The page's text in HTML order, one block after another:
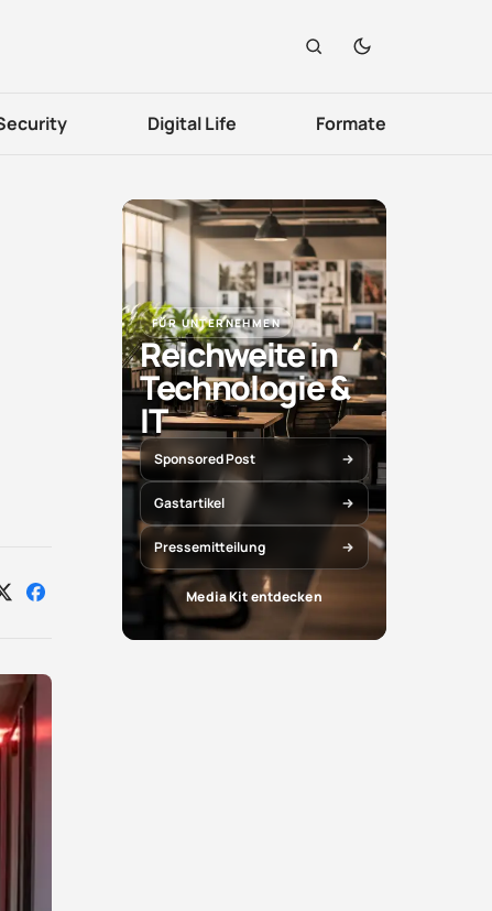
Digital Life Formate
Auf Auf
FÜR UNTERNEHMEN
Reichweite in
Technologie &
IT
Sponsored Post
Gastartikel
Pressemitteilung
Media Kit entdecken